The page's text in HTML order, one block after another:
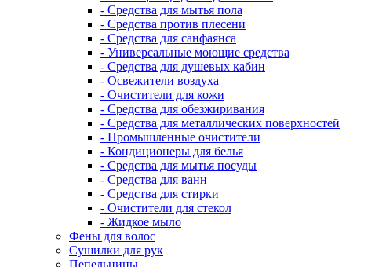
- Средства для мытья пола
- Средства против плесени
- Средства для санфаянса
- Универсальные моющие средства
- Средства для душевых кабин
- Освежители воздуха
- Очистители для кожи
- Средства для обезжиривания
- Средства для металлических поверхностей
- Промышленные очистители
- Кондиционеры для белья
- Средства для мытья посуды
- Средства для ванн
- Средства для стирки
- Очистители для стекол
- Жидкое мыло
Фены для волос
Сушилки для рук
Пепельницы